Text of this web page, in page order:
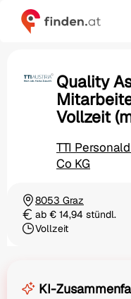
Quality
Vollzeit
TTI
Co KG
Ortschaft
8053 Graz
Gehaltab € 14,94 stündl.
Beschäftigungsart
Vollzeit
KI-